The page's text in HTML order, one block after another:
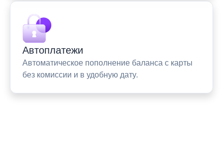
Автоплатежи
Автоматическое пополнение баланса с карты
без комиссии и в удобную дату.